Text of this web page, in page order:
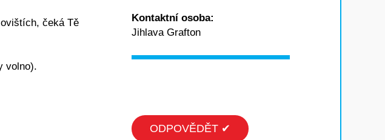
čeká Tě
volno).
Kontaktní osoba:
Jihlava Grafton
ODPOVĚDĚT ✔